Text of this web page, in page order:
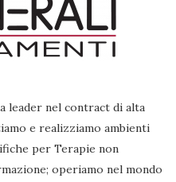
leader nel contract di alta
e realizziamo ambienti
per Terapie non
operiamo nel mondo